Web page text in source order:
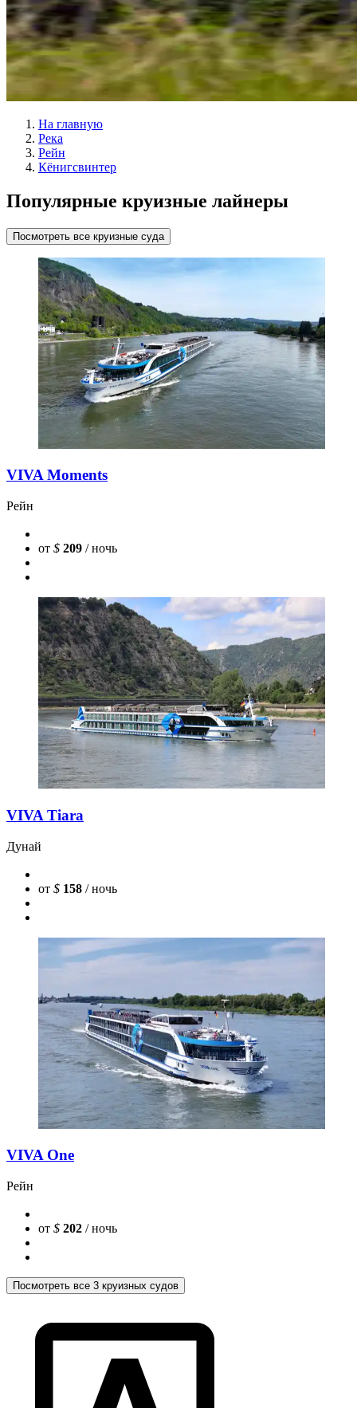
На главную
Река
Рейн
Кёнигсвинтер
Популярные круизные лайнеры
Посмотреть все круизные суда
VIVA Moments
Рейн
от $ 209 / ночь
VIVA Tiara
Дунай
от $ 158 / ночь
VIVA One
Рейн
от $ 202 / ночь
Посмотреть все 3 круизных судов